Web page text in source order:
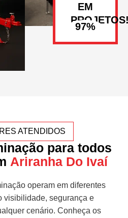
EM
ATENDIDOS
para todos
Ariranha Do Ivaí
operam em diferentes
visibilidade, segurança e
cenário. Conheça os